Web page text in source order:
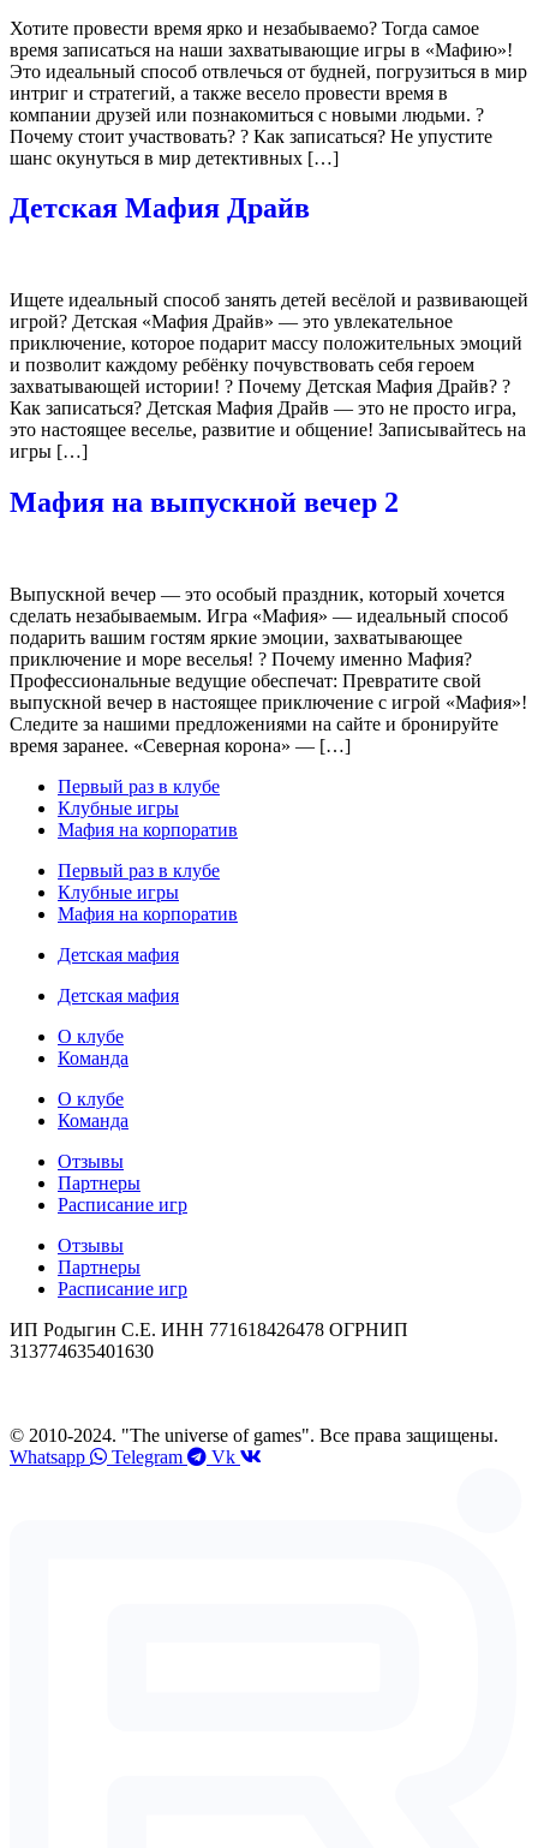
Хотите провести время ярко и незабываемо? Тогда самое
время записаться на наши захватывающие игры в «Мафию»!
Это идеальный способ отвлечься от будней, погрузиться в мир
интриг и стратегий, а также весело провести время в
компании друзей или познакомиться с новыми людьми. ?
Почему стоит участвовать? ? Как записаться? Не упустите
шанс окунуться в мир детективных […]
Детская Мафия Драйв
Ищете идеальный способ занять детей весёлой и развивающей
игрой? Детская «Мафия Драйв» — это увлекательное
приключение, которое подарит массу положительных эмоций
и позволит каждому ребёнку почувствовать себя героем
захватывающей истории! ? Почему Детская Мафия Драйв? ?
Как записаться? Детская Мафия Драйв — это не просто игра,
это настоящее веселье, развитие и общение! Записывайтесь на
игры […]
Мафия на выпускной вечер 2
Выпускной вечер — это особый праздник, который хочется
сделать незабываемым. Игра «Мафия» — идеальный способ
подарить вашим гостям яркие эмоции, захватывающее
приключение и море веселья! ? Почему именно Мафия?
Профессиональные ведущие обеспечат: Превратите свой
выпускной вечер в настоящее приключение с игрой «Мафия»!
Следите за нашими предложениями на сайте и бронируйте
время заранее. «Северная корона» — […]
Первый раз в клубе
Клубные игры
Мафия на корпоратив
Первый раз в клубе
Клубные игры
Мафия на корпоратив
Детская мафия
Детская мафия
О клубе
Команда
О клубе
Команда
Отзывы
Партнеры
Расписание игр
Отзывы
Партнеры
Расписание игр
ИП Родыгин С.Е. ИНН 771618426478 ОГРНИП
313774635401630
© 2010-2024. "The universe of games". Все права защищены.
Whatsapp
Telegram Vk